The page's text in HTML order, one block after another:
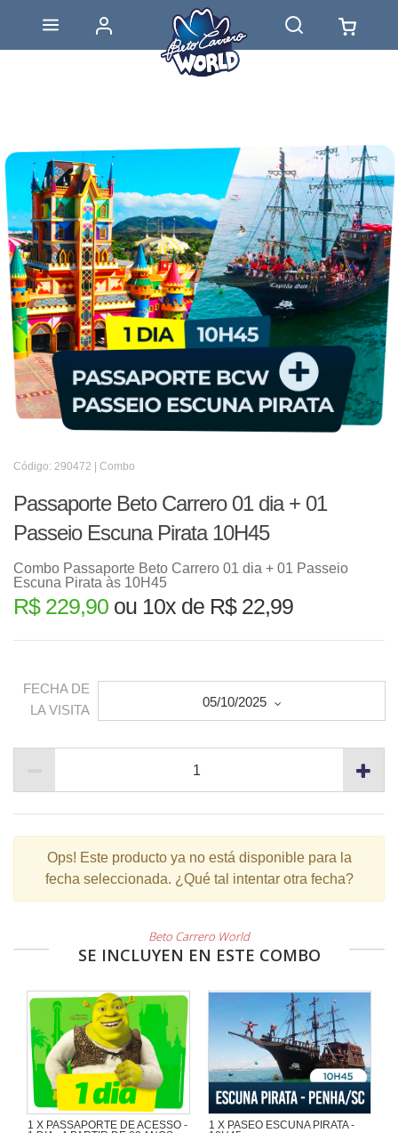
Código: 290472 | Combo
Passaporte Beto Carrero 01 dia + 01
Passeio Escuna Pirata 10H45
Combo Passaporte Beto Carrero 01 dia + 01 Passeio
Escuna Pirata às 10H45
R$ 229,90 ou 10x de R$ 22,99
FECHA DE
LA VISITA
05/10/2025
Ops! Este producto ya no está disponible para la
fecha seleccionada. ¿Qué tal intentar otra fecha?
Beto Carrero World
SE INCLUYEN EN ESTE COMBO
1 X PASSAPORTE DE ACESSO -
1 X PASEO ESCUNA PIRATA -